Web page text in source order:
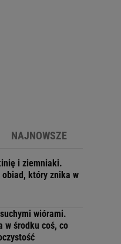
NAJNOWSZE
i ziemniaki.
obiad, który znika w
wiórami.
w środku coś, co